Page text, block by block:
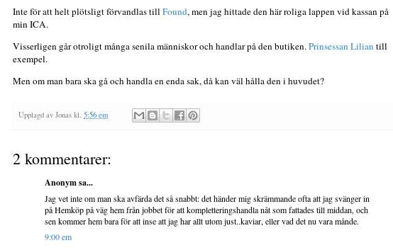
Inte för att helt plötsligt förvandlas till Found, men jag hittade den här roliga lappen vid kassan på
min ICA.
Visserligen går otroligt många senila människor och handlar på den butiken.Prinsessan Lilian till
exempel.
Men om man bara ska gå och handla en enda sak, då kan väl hålla den i huvudet?
Upplagd av Jonas kl. 5:56 em
2 kommentarer:
Anonym sa...
Jag vet inte om man ska avfärda det så snabbt: det händer mig skrämmande ofta att jag svänger in
på Hemköp på väg hem från jobbet för att kompletteringshandla nåt som fattades till middan, och
sen kommer hem bara för att inse att jag har allt utom just..kaviar, eller vad det nu vara månde.
9:00 em